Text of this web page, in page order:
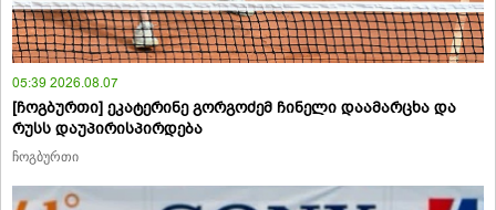
05:39 2026.08.07
[ჩოგბურთი] ეკატერინე გორგოძემ ჩინელი დაამარცხა და
რუსს დაუპირისპირდება
ჩოგბურთი